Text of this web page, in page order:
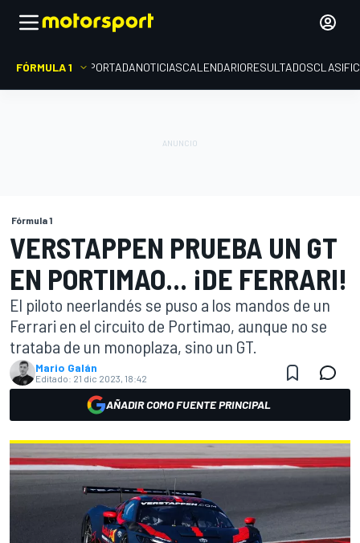
FÓRMULA 1 PORTADANOTICIASCALENDARIORESULTADOS
Fórmula 1
VERSTAPPEN PRUEBA UN GT
EN PORTIMAO... ¡DE FERRARI!
El piloto neerlandés se puso a los mandos de un
Ferrari en el circuito de Portimao, aunque no se
trataba de un monoplaza, sino un GT.
Mario Galán
Editado: 21 dic 2023, 18:42
AÑADIR COMO FUENTE PRINCIPAL